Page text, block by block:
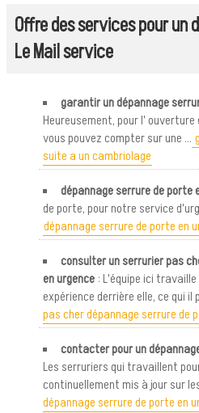
Offre des services pour un
Le Mail service
garantir un dépannage
Heureusement, pour l'
vous pouvez compter sur une ...
suite a un cambriolage
dépannage serrure de porte
de porte, pour notre service
dépannage serrure de porte en
consulter un serrurier pas
en urgence : L'équipe ici
expérience derrière elle, ce qui il
pas cher dépannage serrure de
contacter pour un
Les serruriers qui travaillent
continuellement mis à jour sur
dépannage serrure de porte en